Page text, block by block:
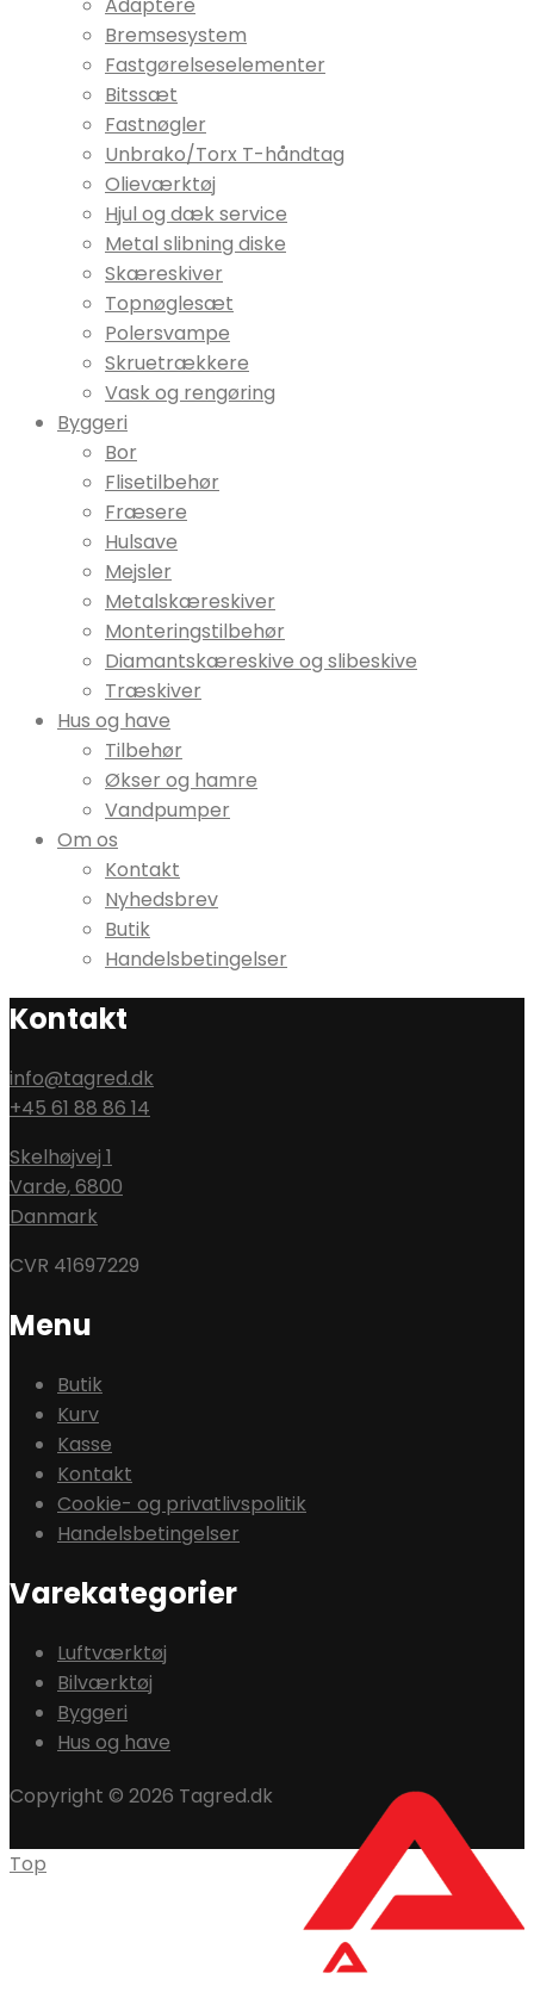
Adaptere
Bremsesystem
Fastgørelseselementer
Bitssæt
Fastnøgler
Unbrako/Torx T-håndtag
Olieværktøj
Hjul og dæk service
Metal slibning diske
Skæreskiver
Topnøglesæt
Polersvampe
Skruetrækkere
Vask og rengøring
Byggeri
Bor
Flisetilbehør
Fræsere
Hulsave
Mejsler
Metalskæreskiver
Monteringstilbehør
Diamantskæreskive og slibeskive
Træskiver
Hus og have
Tilbehør
Økser og hamre
Vandpumper
Om os
Kontakt
Nyhedsbrev
Butik
Handelsbetingelser
Kontakt
info@tagred.dk
+45 61 88 86 14
Skelhøjvej 1
Varde,6800
Danmark
CVR 41697229
Menu
Butik
Kurv
Kasse
Kontakt
Cookie- og privatlivspolitik
Handelsbetingelser
Varekategorier
Luftværktøj
Bilværktøj
Byggeri
Hus og have
Copyright © 2026 Tagred.dk
Top